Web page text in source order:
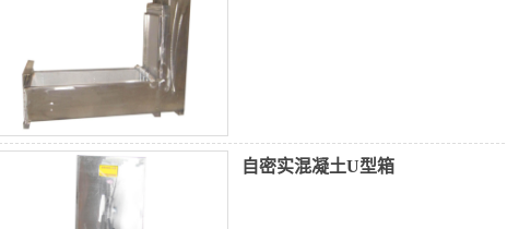
自密实混凝土U型箱